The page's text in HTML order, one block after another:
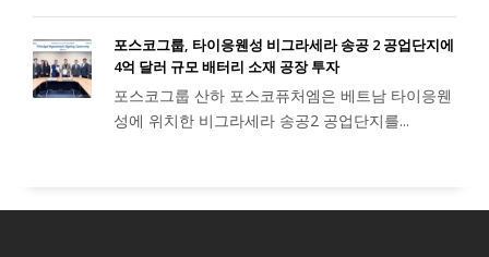
포스코그룹, 타이응웬성 비그라세라 송공 2 공업단지에
4억 달러 규모 배터리 소재 공장 투자
포스코그룹 산하 포스코퓨처엠은 베트남 타이응웬
성에 위치한 비그라세라 송공2 공업단지를...